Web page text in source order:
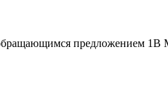
предложением 1B